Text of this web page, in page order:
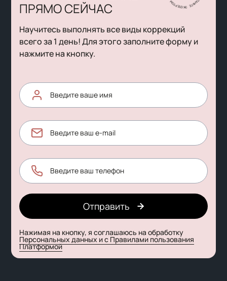
ПРЯМО СЕЙЧАС
Научитесь выполнять все виды коррекций
всего за 1 день! Для этого заполните форму и
нажмите на кнопку.
Е
Э
К
С
П
Е
Р
Т
О
М
С
Т
А
Отправить
Нажимая на кнопку, я соглашаюсь на обработку
Персональных данных и с Правилами пользования
Платформой